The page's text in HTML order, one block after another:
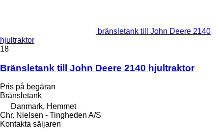
bränsletank till John Deere 2140
hjultraktor
18
Bränsletank till John Deere 2140 hjultraktor
Pris på begäran
Bränsletank
Danmark, Hemmet
Chr. Nielsen - Tingheden A/S
Kontakta säljaren